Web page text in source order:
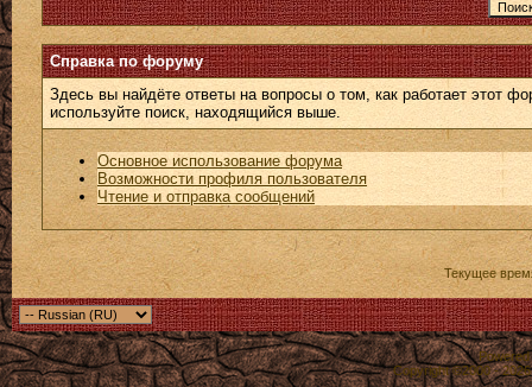
Справка по форуму
Здесь вы найдёте ответы на вопросы о том, как работает этот
используйте поиск, находящийся выше.
Основное использование форума
Возможности профиля пользователя
Чтение и отправка сообщений
Текущее
Powered
Copyright ©2000 -